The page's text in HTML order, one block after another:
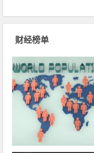
财经榜单